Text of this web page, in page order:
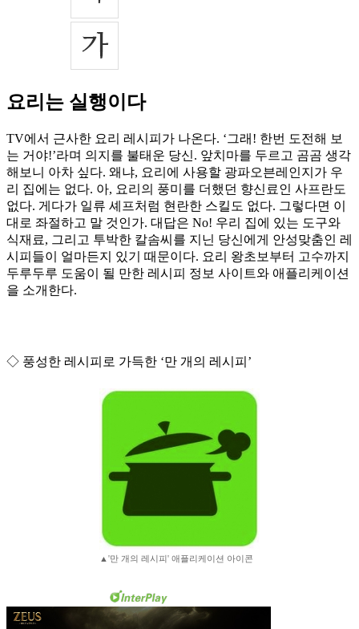
요리는 실행이다
TV에서 근사한 요리 레시피가 나온다. ‘그래! 한번 도전해 보
는 거야!’라며 의지를 불태운 당신. 앞치마를 두르고 곰곰 생각
해보니 아차 싶다. 왜냐, 요리에 사용할 광파오븐레인지가 우
리 집에는 없다. 아, 요리의 풍미를 더했던 향신료인 사프란도
없다. 게다가 일류 셰프처럼 현란한 스킬도 없다. 그렇다면 이
대로 좌절하고 말 것인가. 대답은 No! 우리 집에 있는 도구와
식재료, 그리고 투박한 칼솜씨를 지닌 당신에게 안성맞춤인 레
시피들이 얼마든지 있기 때문이다. 요리 왕초보부터 고수까지
두루두루 도움이 될 만한 레시피 정보 사이트와 애플리케이션
을 소개한다.
◇ 풍성한 레시피로 가득한 ‘만 개의 레시피’
▲'만 개의 레시피' 애플리케이션 아이콘